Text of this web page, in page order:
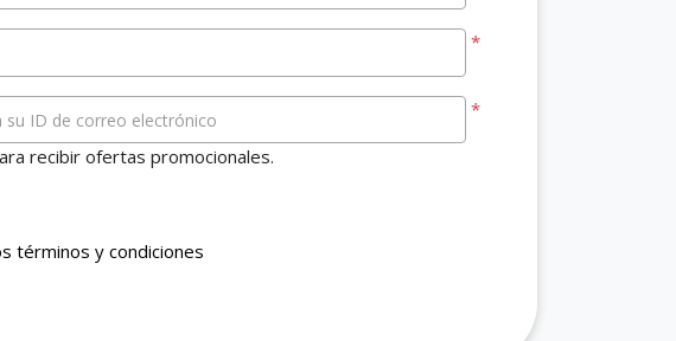
*
*
su ID de correo electrónico
recibir ofertas promocionales.
términos y condiciones